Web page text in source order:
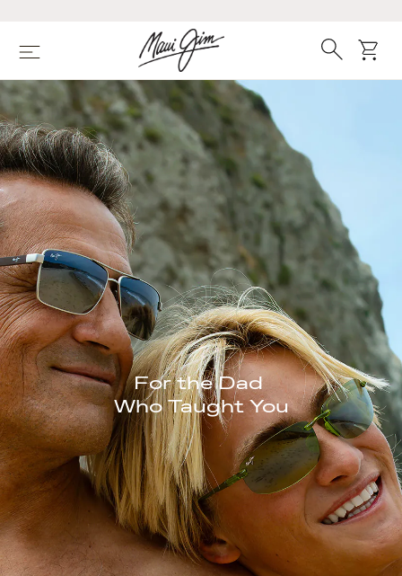
springen
Speisekarte Suche
For the Dad
Who Taught You